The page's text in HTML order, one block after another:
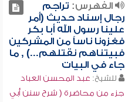
الفهرس: تراجم
رجال إسناد حديث (أمر
علينا رسول الله أبا بكر
فغزونا ناساً من المشركين
فبيتناهم نقتلهم...) , ما
جاء في البيات
للشيخ: عبد المحسن العباد
جزء من محاضرة ( شرح سنن أبي